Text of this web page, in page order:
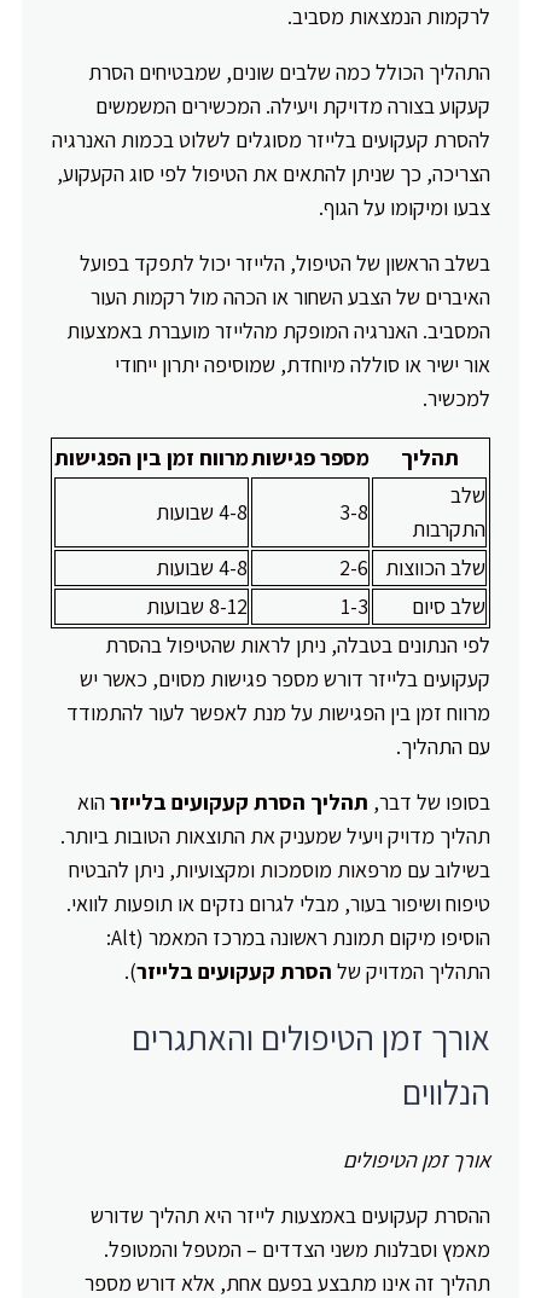
לרקמות הנמצאות מסביב.
התהליך הכולל כמה שלבים שונים, שמבטיחים הסרת
קעקוע בצורה מדויקת ויעילה. המכשירים המשמשים
להסרת קעקועים בלייזר מסוגלים לשלוט בכמות האנרגיה
הצריכה, כך שניתן להתאים את הטיפול לפי סוג הקעקוע,
צבעו ומיקומו על הגוף.
בשלב הראשון של הטיפול, הלייזר יכול לתפקד בפועל
האיברים של הצבע השחור או הכהה מול רקמות העור
המסביב. האנרגיה המופקת מהלייזר מועברת באמצעות
אור ישיר או סוללה מיוחדת, שמוסיפה יתרון ייחודי
למכשיר.
תהליך מספר פגישותמרווח זמן בין הפגישות
שלב
התקרבות
3-8
4-8 שבועות
שלב הכווצות
2-6
4-8 שבועות
שלב סיום
1-3
8-12 שבועות
לפי הנתונים בטבלה, ניתן לראות שהטיפול בהסרת
קעקועים בלייזר דורש מספר פגישות מסוים, כאשר יש
מרווח זמן בין הפגישות על מנת לאפשר לעור להתמודד
עם התהליך.
בסופו של דבר, תהליך הסרת קעקועים בלייזרהוא
תהליך מדויק ויעיל שמעניק את התוצאות הטובות ביותר.
בשילוב עם מרפאות מוסמכות ומקצועיות, ניתן להבטיח
טיפוח ושיפור בעור, מבלי לגרום נזקים או תופעות לוואי.
הוסיפו מיקום תמונת ראשונה במרכז המאמר (Alt:
התהליך המדויק של הסרת קעקועים בלייזר).
אורך זמן הטיפולים והאתגרים
הנלווים
אורך זמן הטיפולים
ההסרת קעקועים באמצעות לייזר היא תהליך שדורש
מאמץ וסבלנות משני הצדדים – המטפל והמטופל.
תהליך זה אינו מתבצע בפעם אחת, אלא דורש מספר